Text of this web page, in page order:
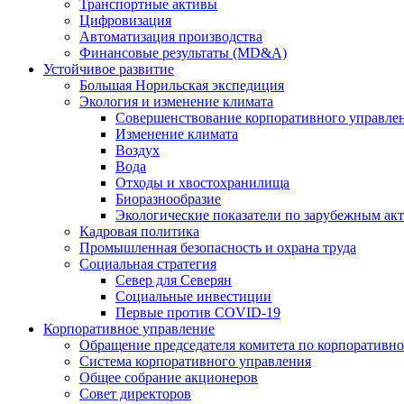
Транспортные активы
Цифровизация
Автоматизация производства
Финансовые результаты (MD&A)
Устойчивое развитие
Большая Норильская экспедиция
Экология и изменение климата
Совершенствование корпоративного
Изменение климата
Воздух
Вода
Отходы и хвостохранилища
Биоразнообразие
Экологические показатели по зарубежным
Кадровая политика
Промышленная безопасность и охрана труда
Социальная стратегия
Север для Северян
Социальные инвестиции
Первые против COVID‑19
Корпоративное управление
Обращение председателя комитета по
Система корпоративного управления
Общее собрание акционеров
Совет директоров